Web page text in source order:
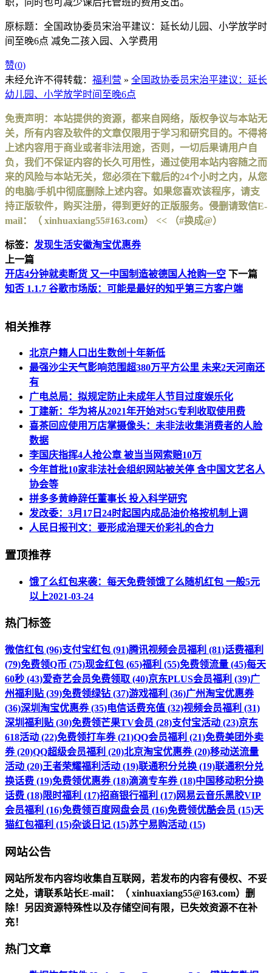
原标题：全国政协委员宋治平建议：延长幼儿园、小学放学时
间至晚6点 减免二孩入园、入学费用
赞(0)
未经允许不得转载： 福利营 » 全国政协委员宋治平建议：延长
幼儿园、小学放学时间至晚6点
免责声明：本站提供的资源，都来自网络，版权争议与本站无
关，所有内容及软件的文章仅限用于学习和研究目的。不得将
上述内容用于商业或者非法用途，否则，一切后果请用户自
负，我们不保证内容的长久可用性，通过使用本站内容随之而
来的风险与本站无关，您必须在下载后的24个小时之内，从您
的电脑/手机中彻底删除上述内容。如果您喜欢该程序，请支
持正版软件，购买注册，得到更好的正版服务。侵删请致信E-
mail：（ xinhuaxiang55#163.com） << （#换成@）
标签： 发现生活安徽淘宝优惠券
上一篇
开店4分钟就卖断货 又一中国制造被德国人抢购一空 下一篇
知否 1.1.7 谷歌市场版：可能是最好的知乎第三方客户端
相关推荐
北京户籍人口出生数创十年新低
最强沙尘天气影响范围超380万平方公里 未来2天河南还
有
广电总局：拟规定防止未成年人节目过度娱乐化
丁建新：华为将从2021年开始对5G专利收取使用费
喜茶回应使用万店掌摄像头：未非法收集消费者的人脸
数据
李国庆指挥4人抢公章 被当当网索赔10万
今年首批10家非法社会组织网站被关停 含中国文艺名人
协会等
拼多多黄峥辞任董事长 投入科学研究
发改委：3月17日24时起国内成品油价格按机制上调
人民日报刊文：要形成治理天价彩礼的合力
置顶推荐
饿了么红包来袭：每天免费领饿了么随机红包 一般5元
以上2021-03-24
热门标签
微信红包 (96)支付宝红包 (91)腾讯视频会员福利 (81)话费福利
(79)免费领Q币 (75)现金红包 (65)福利 (55)免费领流量 (45)每天
60秒 (43)爱奇艺会员免费领取 (40)京东PLUS会员福利 (39)广
州福利贴 (39)免费领绿钻 (37)游戏福利 (36)广州淘宝优惠券
(36)深圳淘宝优惠券 (35)电信话费充值 (32)视频会员福利 (31)
深圳福利贴 (30)免费领芒果TV会员 (28)支付宝活动 (23)京东
618活动 (22)免费领打车券 (21)QQ会员福利 (21)免费美团外卖
券 (20)QQ超级会员福利 (20)北京淘宝优惠券 (20)移动送流量
活动 (20)王者荣耀福利活动 (19)联通积分兑换 (19)联通积分兑
换话费 (19)免费领优惠券 (18)滴滴专车券 (18)中国移动积分换
话费 (18)限时福利 (17)招商银行福利 (17)网易云音乐黑胶VIP
会员福利 (16)免费领百度网盘会员 (16)免费领优酷会员 (15)天
猫红包福利 (15)杂谈日记 (15)苏宁易购活动 (15)
网站公告
网站所发布内容均收集自互联网，若发布的内容有侵权、不妥
之处，请联系站长E-mail：（ xinhuaxiang55@163.com）删
除！另因资源特殊性以及存储空间有限，已失效资源不在补
充！
热门文章